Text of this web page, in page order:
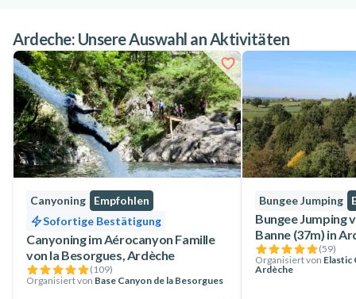
Ardeche: Unsere Auswahl an Aktivitäten
Canyoning
Empfohlen
Sofortige Bestätigung
Canyoning im Aérocanyon Famille
von la Besorgues, Ardèche
(109)
Organisiert von Base Canyon de la Besorgues
Bungee Jumping
Bungee Jumping
Banne (37m) in
(59)
Organisiert von Elastic
Ardèche